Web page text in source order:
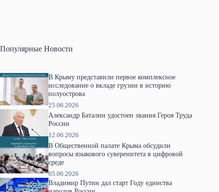
Популярные Новости
В Крыму представили первое комплексное
исследование о вкладе грузин в историю
полуострова
25.06.2026
Александр Баталин удостоен звания Героя Труда
России
12.06.2026
В Общественной палате Крыма обсудили
вопросы языкового суверенитета в цифровой
среде
05.06.2026
Владимир Путин дал старт Году единства